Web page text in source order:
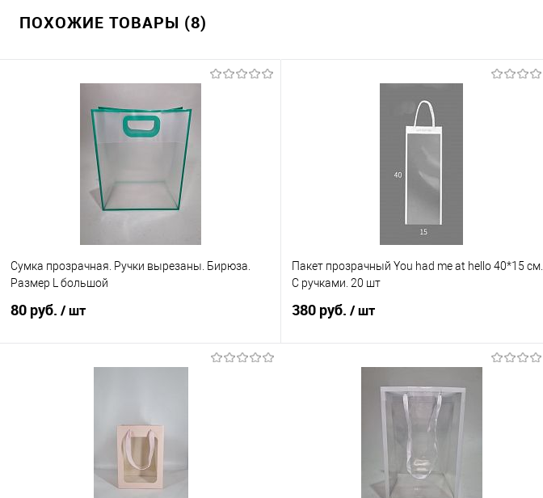
ПОХОЖИЕ ТОВАРЫ (8)
Сумка прозрачная. Ручки вырезаны. Бирюза.
Размер L большой
80 руб. / шт
Пакет прозрачный You had me at hello 40*15 см.
С ручками. 20 шт
380 руб. / шт
Купить в 1 клик
Сравнение
В наличии